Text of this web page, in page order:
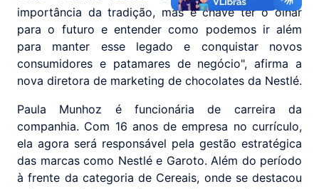
importância da tradição, mas é chave ter o olhar
para o futuro e entender como podemos ir além
para manter esse legado e conquistar novos
consumidores e patamares de negócio", afirma a
nova diretora de marketing de chocolates da Nestlé.
Paula Munhoz é funcionária de carreira da
companhia. Com 16 anos de empresa no currículo,
ela agora será responsável pela gestão estratégica
das marcas como Nestlé e Garoto. Além do período
à frente da categoria de Cereais, onde se destacou